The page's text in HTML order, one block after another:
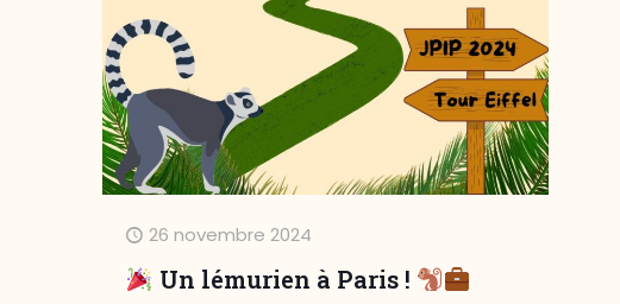
26 novembre 2024
Un lémurien à Paris !